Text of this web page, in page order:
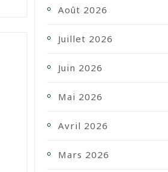
Août 2026
Juillet 2026
Juin 2026
Mai 2026
Avril 2026
Mars 2026